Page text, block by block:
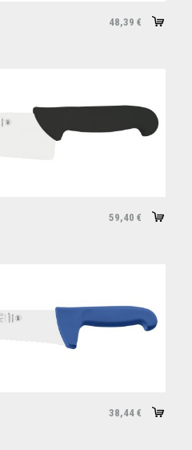
48,39 €
59,40 €
38,44 €